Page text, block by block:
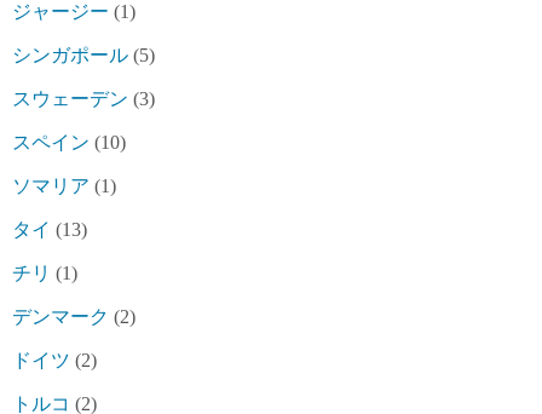
ジャージー (1)
シンガポール (5)
スウェーデン (3)
スペイン (10)
ソマリア (1)
タイ (13)
チリ (1)
デンマーク (2)
ドイツ (2)
トルコ (2)